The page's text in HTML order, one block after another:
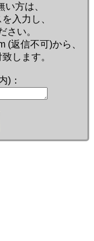
方は、
入力し、
さい。
(返信不可)から、
します。
)：